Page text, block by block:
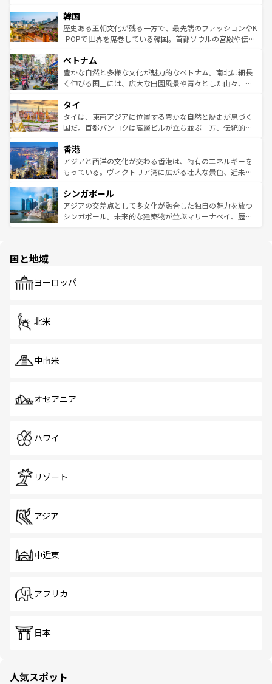
ワイを、存分に味わってほしい。 なお、新着のハワイ情報
はコンテンツ一覧を参照してほしい。
いる。アクティビティも充実しており、サーフィンやダイ
ビング、ハイキングなど、アウトドア好きにはたまらな
い。オーストラリアの多彩な魅力を存分に味わいつくそ
参照してほしい。
ン）、静ひつな山岳地帯である台湾東部など、都市の喧騒
と山間の静けさが共存しており、訪れる人に新しい発見と
驚きをもたらしてくれる。また、奥深い台湾の食文化も魅
容にもいいと評判のスイーツなど、バラエティ豊かな料理
が味わえる。 なお、新着の台湾情報は コンテンツ一覧を参
照してほしい。
韓国
歴史ある王朝文化が残る一方で、最先端のファッションやK
-POPで世界を席巻している韓国。首都ソウルの宮殿や伝統
き、地方に足を延ばせば四季折々の自然美を楽しむことが
できる。そして、キムチや焼肉、絶品のストリートフード
まで、さまざまな韓国料理が待っている。夜には、韓国な
リティに包まれながら、韓国の多彩な魅力を心ゆくまで味
わってみてほしい。 なお、新着の韓国情報はコンテンツ一
覧を参照してほしい。
ベトナム
豊かな自然と多様な文化が魅力的なベトナム。南北に細長
く伸びる国土には、広大な田園風景や青々とした山々、世
急速な発展と共に伝統が息づく。ハノイの古い町並みやホ
ーチミン市のフランス統治時代の建物も、独特の雰囲気を
醸し出している。また、バラエティの豊かさとおいしさで
とつ。フォーやバインミー、ベトナムコーヒーなどは、ぜ
ひ現地で味わいたい。どの地域を訪れてもあたたかい人々
が旅行者を迎えてくれるので、きっと忘れられない旅にな
参照してほしい。
タイ
タイは、東南アジアに位置する豊かな自然と歴史が息づく
国だ。首都バンコクは高層ビルが立ち並ぶ一方、伝統的な
の活気が交差している。北部ではチェンマイなどの山岳地
帯で自然と触れ合い、南部ではプーケットやクラビの美し
いビーチでリゾート気分を楽しむことができる。タイ料理
激する。気候は一年中温暖で、どの季節にも異なる楽しみ
が待っている。親しみやすいタイの人々、仏教を中心とし
た文化、そして多様な観光資源が、訪れる旅人を魅了し続
香港
アジアと西洋の文化が交わる香港は、特有のエネルギーを
もっている。ヴィクトリア湾に広がる壮大な景色、近未来
み、どこを訪れても感動するはず。観光スポットが密集し
ており、効率よく見どころを回れるのも魅力。息をのむよ
うな絶景から文化的な体験まで、香港を存分に楽しみ尽く
シンガポール
アジアの交差点として多文化が融合した独自の魅力を放つ
シンガポール。未来的な建築物が並ぶマリーナベイ、歴史
で、ホーカーズは地元の風情を楽しめる外せないスポット
国と地域
ヨーロッパ
北米
中南米
オセアニア
ハワイ
リゾート
アジア
中近東
アフリカ
日本
人気スポット